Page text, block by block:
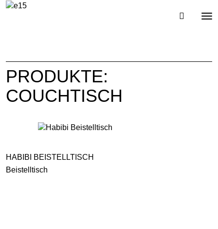
PRODUKTE:
COUCHTISCH
HABIBI BEISTELLTISCH
Beistelltisch